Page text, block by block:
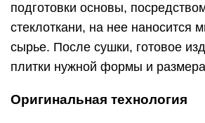
подготовки основы,
стеклоткани, на нее наносится
сырье. После сушки, готовое
плитки нужной формы и
Оригинальная технология